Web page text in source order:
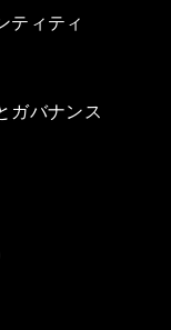
ティティ
ガバナンス